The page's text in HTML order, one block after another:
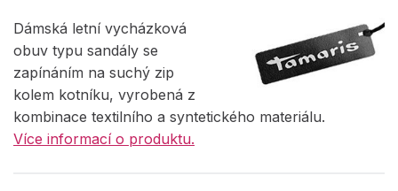
Dámská letní vycházková
obuv typu sandály se
zapínáním na suchý zip
kolem kotníku, vyrobená z
kombinace textilního a syntetického materiálu.
Více informací o produktu.